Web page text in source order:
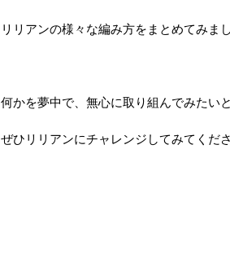
リリアンの様々な編み方をまとめてみま
何かを夢中で、無心に取り組んでみたい
ぜひリリアンにチャレンジしてみてくだ